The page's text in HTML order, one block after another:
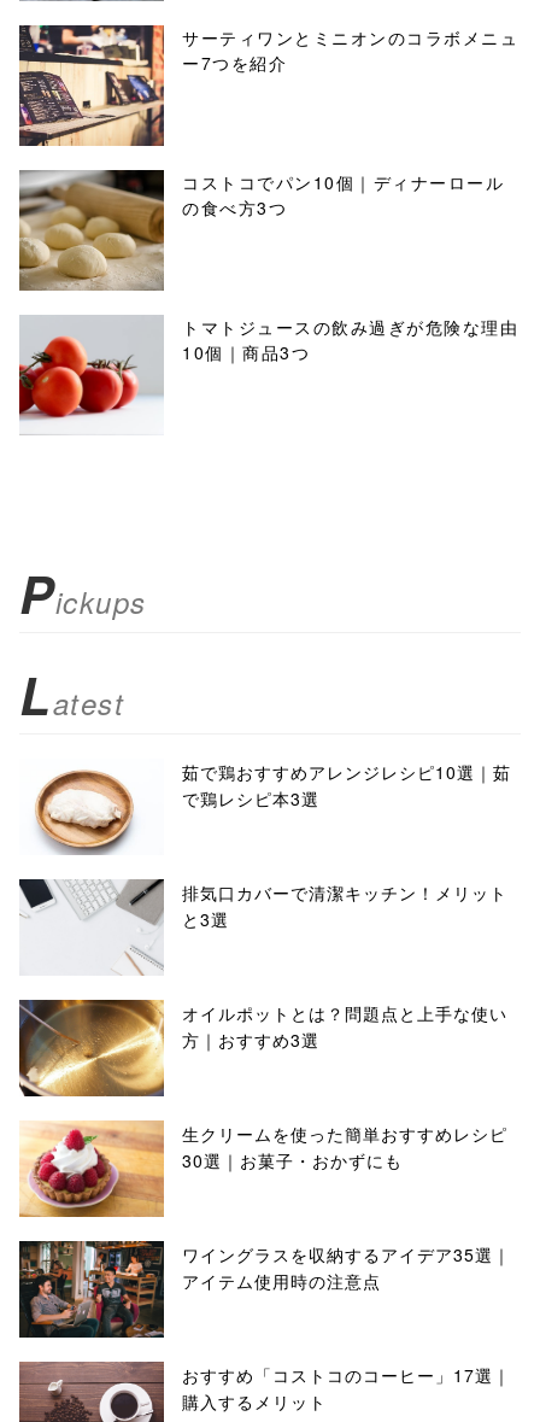
サーティワンとミニオンのコラボメニュ
ー7つを紹介
コストコでパン10個｜ディナーロール
の食べ方3つ
トマトジュースの飲み過ぎが危険な理由
10個｜商品3つ
Pickups
Latest
茹で鶏おすすめアレンジレシピ10選｜茹
で鶏レシピ本3選
排気口カバーで清潔キッチン！メリット
と3選
オイルポットとは？問題点と上手な使い
方｜おすすめ3選
生クリームを使った簡単おすすめレシピ
30選｜お菓子・おかずにも
ワイングラスを収納するアイデア35選｜
アイテム使用時の注意点
おすすめ「コストコのコーヒー」17選｜
購入するメリット